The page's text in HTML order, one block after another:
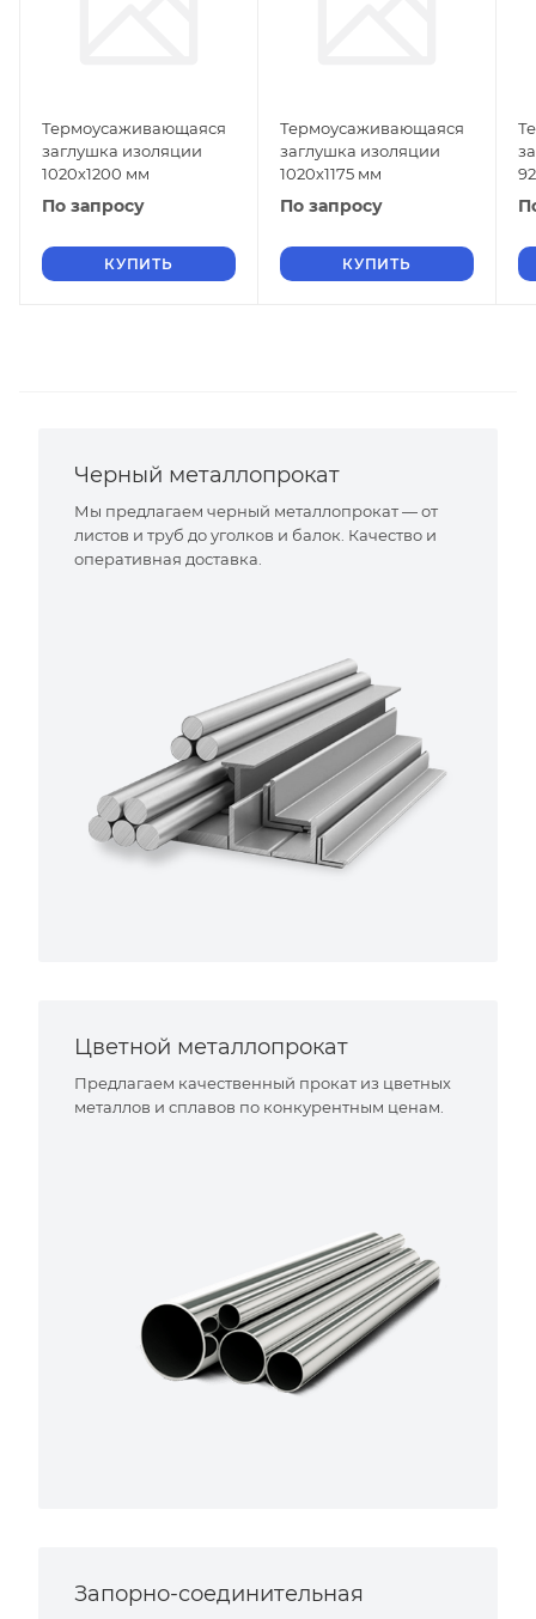
Термоусаживающаяся
заглушка изоляции
1020х1200 мм
По запросу
КУПИТЬ
Термоусаживающаяся
заглушка изоляции
1020х1175 мм
По запросу
КУПИТЬ
Черный металлопрокат
Мы предлагаем черный металлопрокат — от
листов и труб до уголков и балок. Качество и
оперативная доставка.
Цветной металлопрокат
Предлагаем качественный прокат из цветных
металлов и сплавов по конкурентным ценам.
Запорно-соединительная